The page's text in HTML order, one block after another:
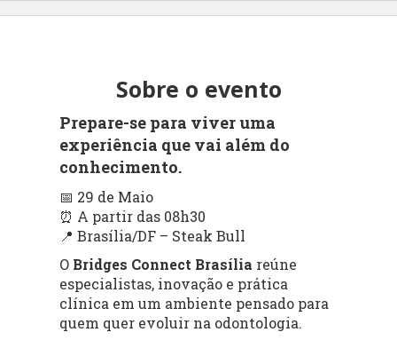
Sobre o evento
Prepare-se para viver uma
experiência que vai além do
conhecimento.
📅 29 de Maio
⏰ A partir das 08h30
📍 Brasília/DF – Steak Bull
O Bridges Connect Brasília reúne
especialistas, inovação e prática
clínica em um ambiente pensado para
quem quer evoluir na odontologia.